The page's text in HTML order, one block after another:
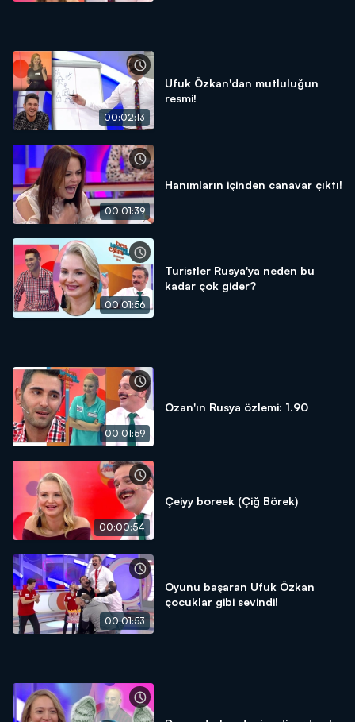
00:02:13
Ufuk Özkan'dan mutluluğun
resmi!
00:01:39
Hanımların içinden canavar çıktı!
00:01:56
Turistler Rusya'ya neden bu
kadar çok gider?
00:01:59
Ozan'ın Rusya özlemi: 1.90
00:00:54
Çeiyy boreek (Çiğ Börek)
00:01:53
Oyunu başaran Ufuk Özkan
çocuklar gibi sevindi!